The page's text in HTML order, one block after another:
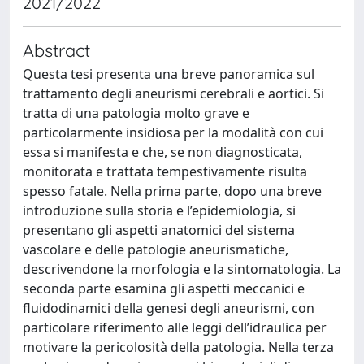
Abstract
Questa tesi presenta una breve panoramica sul
trattamento degli aneurismi cerebrali e aortici. Si
tratta di una patologia molto grave e
particolarmente insidiosa per la modalità con cui
essa si manifesta e che, se non diagnosticata,
monitorata e trattata tempestivamente risulta
spesso fatale. Nella prima parte, dopo una breve
introduzione sulla storia e l’epidemiologia, si
presentano gli aspetti anatomici del sistema
vascolare e delle patologie aneurismatiche,
descrivendone la morfologia e la sintomatologia. La
seconda parte esamina gli aspetti meccanici e
fluidodinamici della genesi degli aneurismi, con
particolare riferimento alle leggi dell’idraulica per
motivare la pericolosità della patologia. Nella terza